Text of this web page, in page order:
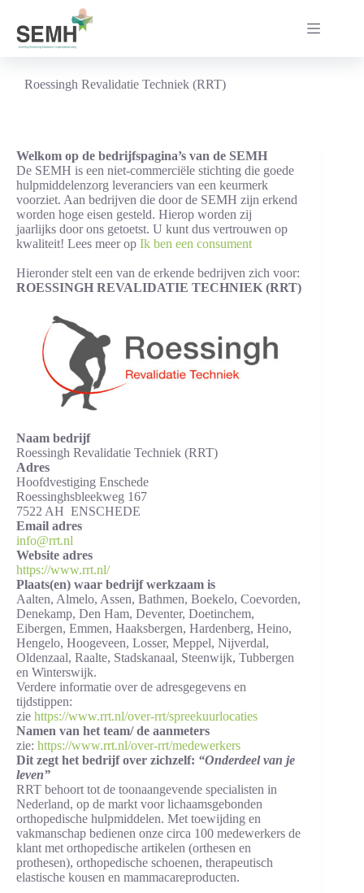
inhoud
Roessingh Revalidatie Techniek (RRT)
Welkom op de bedrijfspagina’s van de SEMH
De SEMH is een niet-commerciële stichting die goede
hulpmiddelenzorg leveranciers van een keurmerk
voorziet. Aan bedrijven die door de SEMH zijn erkend
worden hoge eisen gesteld. Hierop worden zij
jaarlijks door ons getoetst. U kunt dus vertrouwen op
kwaliteit! Lees meer op Ik ben een consument
Hieronder stelt een van de erkende bedrijven zich voor:
ROESSINGH REVALIDATIE TECHNIEK (RRT)
Naam bedrijf
Roessingh Revalidatie Techniek (RRT)
Adres
Hoofdvestiging Enschede
Roessinghsbleekweg 167
7522 AH ENSCHEDE
Email adres
info@rrt.nl
Website adres
https://www.rrt.nl/
Plaats(en) waar bedrijf werkzaam is
Aalten, Almelo, Assen, Bathmen, Boekelo, Coevorden,
Denekamp, Den Ham, Deventer, Doetinchem,
Eibergen, Emmen, Haaksbergen, Hardenberg, Heino,
Hengelo, Hoogeveen, Losser, Meppel, Nijverdal,
Oldenzaal, Raalte, Stadskanaal, Steenwijk, Tubbergen
en Winterswijk.
Verdere informatie over de adresgegevens en
tijdstippen:
zie https://www.rrt.nl/over-rrt/spreekuurlocaties
Namen van het team/ de aanmeters
zie: https://www.rrt.nl/over-rrt/medewerkers
Dit zegt het bedrijf over zichzelf: “Onderdeel van je
leven”
RRT behoort tot de toonaangevende specialisten in
Nederland, op de markt voor lichaamsgebonden
orthopedische hulpmiddelen. Met toewijding en
vakmanschap bedienen onze circa 100 medewerkers de
klant met orthopedische artikelen (orthesen en
prothesen), orthopedische schoenen, therapeutisch
elastische kousen en mammacareproducten.